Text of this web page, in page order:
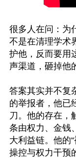
很多人在问：为
不是在清理学术
护他，反而要用
声渠道，砸掉他
答案其实并不复
的举报者，他已
刀。他的存在，
条由权力、金钱
大利益链。他的
操控与权力干预